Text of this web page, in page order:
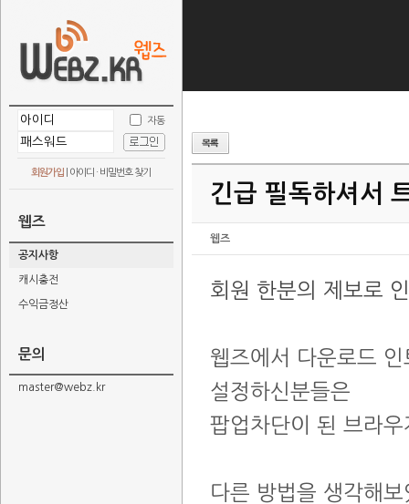
자동
회원가입 아이디 · 비밀번호 찾기
웹즈
공지사항
캐시충전
수익금정산
문의
master@webz.kr
긴급 필독하셔서
웹즈
회원 한분의 제보로
웹즈에서 다운로드
설정하신분들은
팝업차단이 된 브라
다른 방법을 생각해